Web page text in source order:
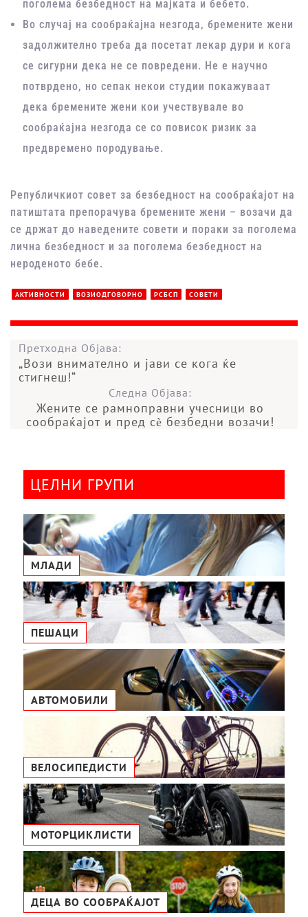
поголема безбедност на мајката и бебето.
Во случај на сообраќајна незгода, бремените жени
задолжително треба да посетат лекар дури и кога
се сигурни дека не се повредени. Не е научно
потврдено, но сепак некои студии покажуваат
дека бремените жени кои учествувале во
сообраќајна незгода се со повисок ризик за
предвремено породување.
Републичкиот совет за безбедност на сообраќајот на
патиштата препорачува бремените жени – возачи да
се држат до наведените совети и пораки за поголема
лична безбедност и за поголема безбедност на
нероденото бебе.
АКТИВНОСТИ ВОЗИОДГОВОРНО РСБСП СОВЕТИ
Претходна Објава:
„Вози внимателно и јави се кога ќе
стигнеш!“
Следна Објава:
Жените се рамноправни учесници во
сообраќајот и пред сѐ безбедни возачи!
ЦЕЛНИ ГРУПИ
МЛАДИ
ПЕШАЦИ
АВТОМОБИЛИ
ВЕЛОСИПЕДИСТИ
МОТОРЦИКЛИСТИ
ДЕЦА ВО СООБРАЌАЈОТ